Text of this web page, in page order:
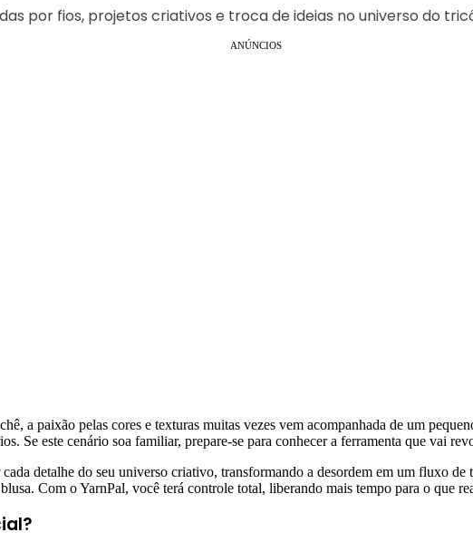
por fios, projetos criativos e troca de ideias no universo do
ANÚNCIOS
a paixão pelas cores e texturas muitas vezes vem acompanhada de um
Se este cenário soa familiar, prepare-se para conhecer a ferramenta que vai
detalhe do seu universo criativo, transformando a desordem em um fluxo
Com o YarnPal, você terá controle total, liberando mais tempo para o que